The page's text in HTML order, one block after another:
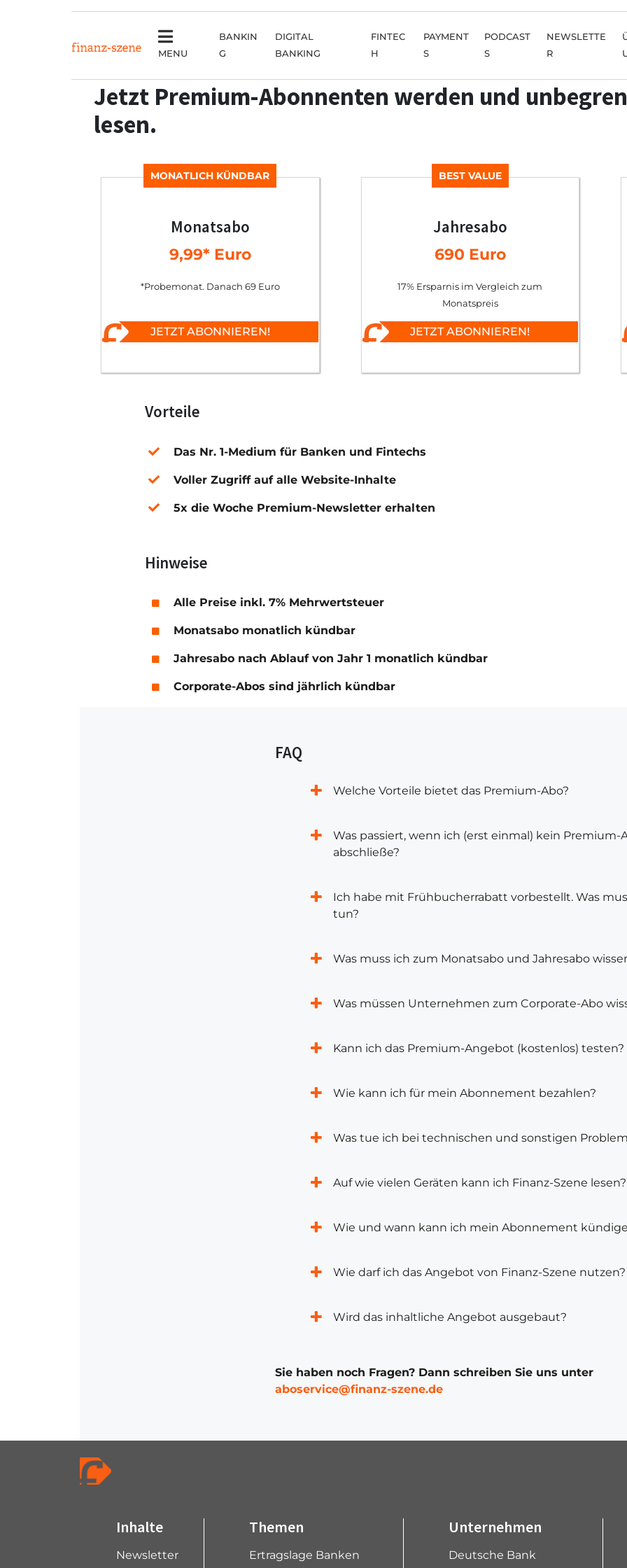
MENU
BANKIN
G
DIGITAL
BANKING
FINTEC
H
PAYMENT
S
PODCAST
S
NEWSLETTE
R
Jetzt Premium-Abonnenten werden und
lesen.
MONATLICH KÜNDBAR
Monatsabo
9,99* Euro
*Probemonat. Danach 69 Euro
JETZT ABONNIEREN!
BEST VALUE
Jahresabo
690 Euro
17% Ersparnis im Vergleich zum
Monatspreis
JETZT ABONNIEREN!
Vorteile
Das Nr. 1-Medium für Banken und Fintechs
Voller Zugriff auf alle Website-Inhalte
5x die Woche Premium-Newsletter erhalten
Hinweise
Alle Preise inkl. 7% Mehrwertsteuer
Monatsabo monatlich kündbar
Jahresabo nach Ablauf von Jahr 1 monatlich kündbar
Corporate-Abos sind jährlich kündbar
FAQ
Welche Vorteile bietet das Premium-Abo?
Was passiert, wenn ich (erst einmal) kein Premium-
abschließe?
Ich habe mit Frühbucherrabatt vorbestellt. Was
tun?
Was muss ich zum Monatsabo und Jahresabo
Was müssen Unternehmen zum Corporate-Abo
Kann ich das Premium-Angebot (kostenlos) testen?
Wie kann ich für mein Abonnement bezahlen?
Was tue ich bei technischen und sonstigen
Auf wie vielen Geräten kann ich Finanz-Szene lesen?
Wie und wann kann ich mein Abonnement
Wie darf ich das Angebot von Finanz-Szene nutzen?
Wird das inhaltliche Angebot ausgebaut?
Sie haben noch Fragen? Dann schreiben Sie uns unter
aboservice@finanz-szene.de
Inhalte
Newsletter
Themen
Ertragslage Banken
Unternehmen
Deutsche Bank